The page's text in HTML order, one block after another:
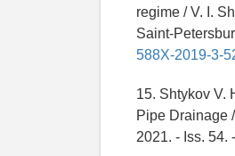
regime / V. I.
Saint-
588X-2019-3-
15. Shtykov V.
Pipe Drainage
2021. - Iss. 54.